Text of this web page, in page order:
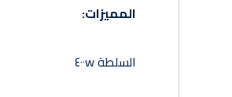
المميزات:
السلطة ٤٠٠w